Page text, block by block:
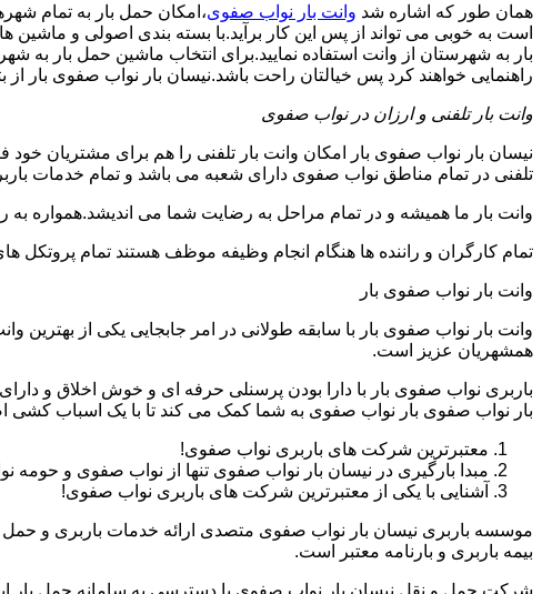
همان طور که اشاره شد وانت بار نواب صفوی،امکان حمل بار به تمام
است به خوبی می تواند از پس این کار برآید.با بسته بندی اصولی و
بار به شهرستان از وانت استفاده نمایید.برای انتخاب ماشین حمل بار به
راهنمایی خواهند کرد پس خیالتان راحت باشد.نیسان بار نواب صفوی بار از
وانت بار تلفنی و ارزان در نواب صفوی
نیسان بار نواب صفوی بار امکان وانت بار تلفنی را هم برای مشتریان
تلفنی در تمام مناطق نواب صفوی دارای شعبه می باشد و تمام خدمات
وانت بار ما همیشه و در تمام مراحل به رضایت شما می اندیشد.همواره به
تمام کارگران و راننده ها هنگام انجام وظیفه موظف هستند تمام پروتکل
وانت بار نواب صفوی بار
وانت بار نواب صفوی بار با سابقه طولانی در امر جابجایی یکی از
همشهریان عزیز است.
باربری نواب صفوی بار با دارا بودن پرسنلی حرفه ای و خوش اخلاق و
بار نواب صفوی بار نواب صفوی به شما کمک می کند تا با یک اسباب کشی
معتبرترین شرکت های باربری نواب صفوی!
مبدا بارگیری در نیسان بار نواب صفوی تنها از نواب صفوی و
آشنایی با یکی از معتبرترین شرکت های باربری نواب صفوی!
موسسه باربری نیسان بار نواب صفوی متصدی ارائه خدمات باربری و
بیمه باربری و بارنامه معتبر است.
شرکت حمل و نقل نیسان بار نواب صفوی با دسترسی به سامانه حمل بار